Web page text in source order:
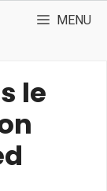
MENU
le